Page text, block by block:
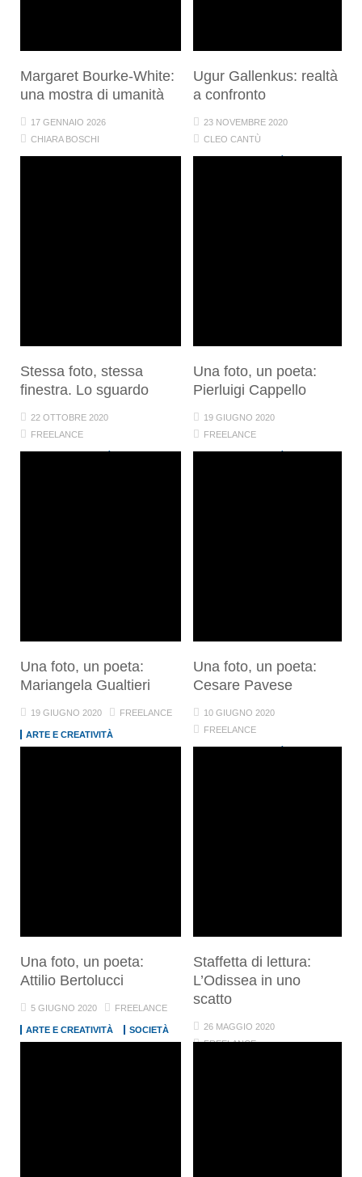
Margaret Bourke-White:
una mostra di umanità
17 GENNAIO 2026
CHIARA BOSCHI
Ugur Gallenkus: realtà
a confronto
23 NOVEMBRE 2020
CLEO CANTÙ
Stessa foto, stessa
finestra. Lo sguardo
22 OTTOBRE 2020
FREELANCE
Una foto, un poeta:
Pierluigi Cappello
19 GIUGNO 2020
FREELANCE
Una foto, un poeta:
Mariangela Gualtieri
19 GIUGNO 2020 FREELANCE
ARTE E CREATIVITÀ
Una foto, un poeta:
Cesare Pavese
10 GIUGNO 2020
FREELANCE
Una foto, un poeta:
Attilio Bertolucci
5 GIUGNO 2020 FREELANCE
ARTE E CREATIVITÀ SOCIETÀ
Staffetta di lettura:
L’Odissea in uno
scatto
26 MAGGIO 2020
FREELANCE